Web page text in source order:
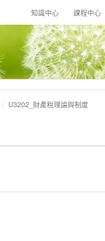
知識中心 課程中心
U3202_財產稅理論與制度